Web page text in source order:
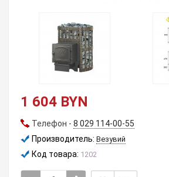
1 604 BYN
Телефон - 8 029 114-00-55
Производитель: Везувий
Код товара: 1202